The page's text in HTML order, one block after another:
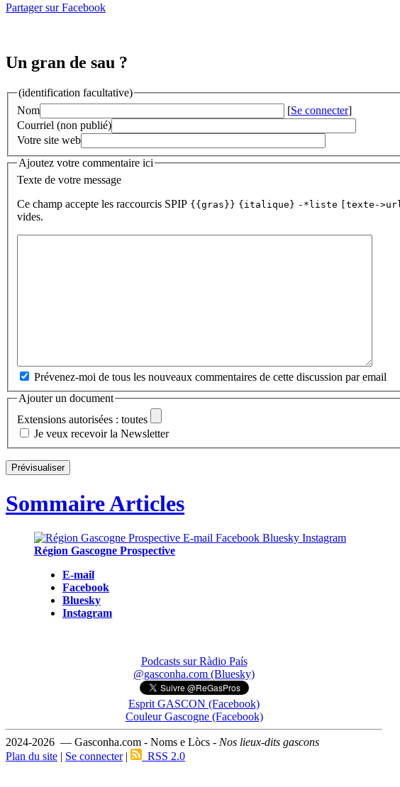
Partager sur Facebook
Un gran de sau ?
(identification facultative)
Nom
[Se connecter]
Courriel (non publié)
Votre site web
Ajoutez votre commentaire ici
Texte de votre message
Ce champ accepte les raccourcis SPIP {{gras}} {italique} -*liste [texte-
vides.
Prévenez-moi de tous les nouveaux commentaires de cette discussion par email
Ajouter un document
Extensions autorisées : toutes
Je veux recevoir la Newsletter
Sommaire Articles
Région Gascogne Prospective
E-mail
Facebook
Bluesky
Instagram
Podcasts sur Ràdio País
@gasconha.com (Bluesky)
Esprit GASCON (Facebook)
Couleur Gascogne (Facebook)
2024-2026 — Gasconha.com - Noms e Lòcs - Nos lieux-dits gascons
Plan du site | Se connecter| RSS 2.0